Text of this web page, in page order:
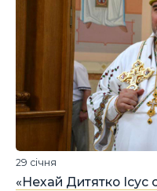
«Нехай Дитятко Ісус
29 січня